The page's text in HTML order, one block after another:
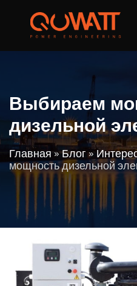
Выбираем
дизельной
Главная»Блог»
мощность дизельной